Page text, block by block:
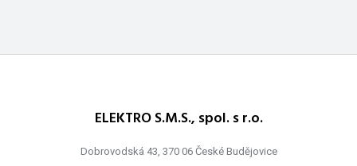
ELEKTRO S.M.S., spol. s r.o.
Dobrovodská 43, 370 06 České Budějovice